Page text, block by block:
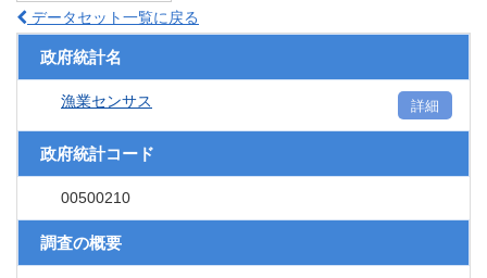
データセット一覧に戻る
政府統計名
漁業センサス 詳細
政府統計コード
00500210
調査の概要